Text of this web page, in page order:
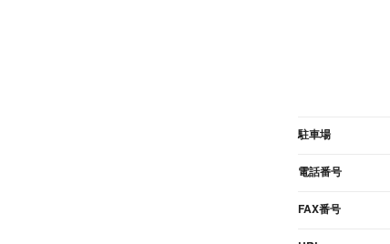
駐車場
電話番号
FAX番号